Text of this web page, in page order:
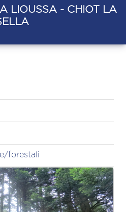
LIOUSSA - CHIOT LA
forestali